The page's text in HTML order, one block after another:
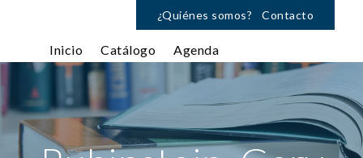
¿Quiénes somos? Contacto
Inicio Catálogo Agenda